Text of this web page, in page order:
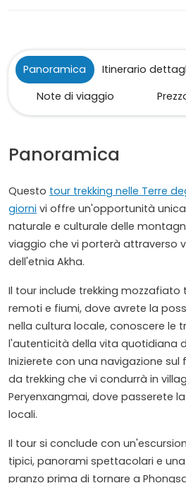
Panoramica Itinerario
Note di viaggio
Panoramica
Questo tour trekking nelle Terre
giorni vi offre un'opportunità
naturale e culturale delle
viaggio che vi porterà attraverso
dell'etnia Akha.
Il tour include trekking
remoti e fiumi, dove avrete la
nella cultura locale, conoscere le
l'autenticità della vita quotidiana
Inizierete con una navigazione sul
da trekking che vi condurrà in
Peryenxangmai, dove passerete
locali.
Il tour si conclude con
tipici, panorami spettacolari e
pranzo prima di tornare a